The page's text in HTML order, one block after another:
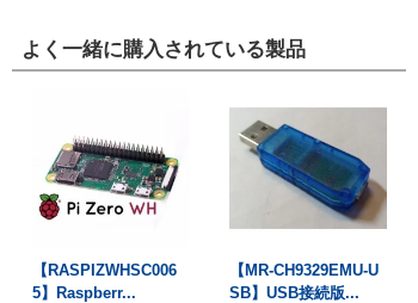
よく一緒に購入されている製品
【RASPIZWHSC006
5】Raspberr...
【MR-CH9329EMU-U
SB】USB接続版...